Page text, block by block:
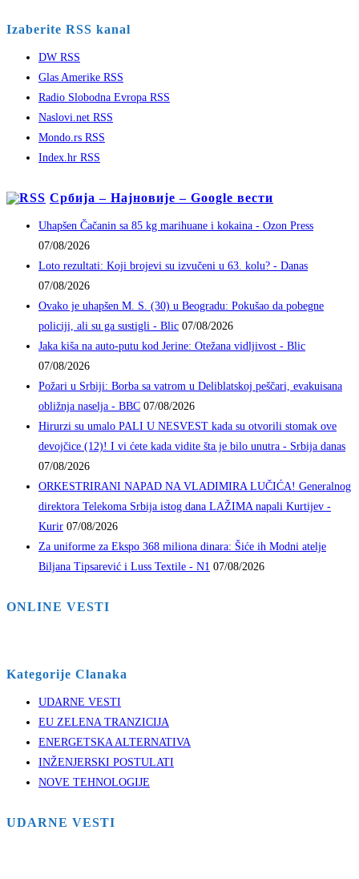
Izaberite RSS kanal
DW RSS
Glas Amerike RSS
Radio Slobodna Evropa RSS
Naslovi.net RSS
Mondo.rs RSS
Index.hr RSS
Србија – Најновије – Google вести
Uhapšen Čačanin sa 85 kg marihuane i kokaina - Ozon Press
07/08/2026
Loto rezultati: Koji brojevi su izvučeni u 63. kolu? - Danas
07/08/2026
Ovako je uhapšen M. S. (30) u Beogradu: Pokušao da pobegne
policiji, ali su ga sustigli - Blic 07/08/2026
Jaka kiša na auto-putu kod Jerine: Otežana vidljivost - Blic
07/08/2026
Požari u Srbiji: Borba sa vatrom u Deliblatskoj peščari, evakuisana
obližnja naselja - BBC 07/08/2026
Hirurzi su umalo PALI U NESVEST kada su otvorili stomak ove
devojčice (12)! I vi ćete kada vidite šta je bilo unutra - Srbija danas
07/08/2026
ORKESTRIRANI NAPAD NA VLADIMIRA LUČIĆA! Generalnog
direktora Telekoma Srbija istog dana LAŽIMA napali Kurtijev -
Kurir 07/08/2026
Za uniforme za Ekspo 368 miliona dinara: Šiće ih Modni atelje
Biljana Tipsarević i Luss Textile - N1 07/08/2026
ONLINE VESTI
Kategorije Clanaka
UDARNE VESTI
EU ZELENA TRANZICIJA
ENERGETSKA ALTERNATIVA
INŽENJERSKI POSTULATI
NOVE TEHNOLOGIJE
UDARNE VESTI